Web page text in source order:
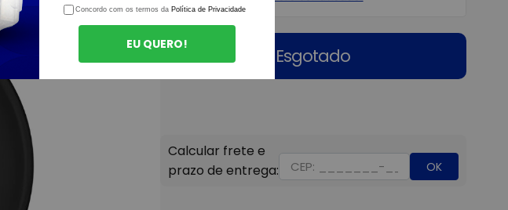
Esgotado
OK
Concordo com os termos da Política de Privacidade
EU QUERO!